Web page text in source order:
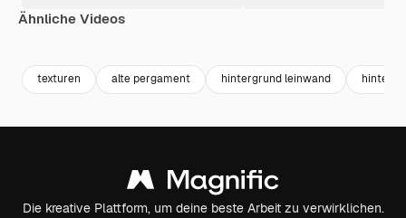
Ähnliche Videos
texturen alte pergament hintergrund leinwand
Die kreative Plattform, um deine beste Arbeit zu verwirklichen.